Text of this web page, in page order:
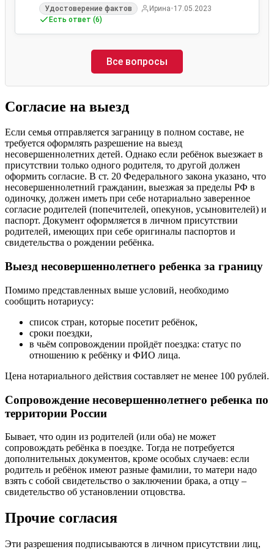
Удостоверение фактов Ирина•17.05.2023
Есть ответ (6)
Все вопросы
Согласие на выезд
Если семья отправляется заграницу в полном составе, не
требуется оформлять разрешение на выезд
несовершеннолетних детей. Однако если ребёнок выезжает в
присутствии только одного родителя, то другой должен
оформить согласие. В ст. 20 Федерального закона указано, что
несовершеннолетний гражданин, выезжая за пределы РФ в
одиночку, должен иметь при себе нотариально заверенное
согласие родителей (попечителей, опекунов, усыновителей) и
паспорт. Документ оформляется в личном присутствии
родителей, имеющих при себе оригиналы паспортов и
свидетельства о рождении ребёнка.
Выезд несовершеннолетнего ребенка за границу
Помимо представленных выше условий, необходимо
сообщить нотариусу:
список стран, которые посетит ребёнок,
сроки поездки,
в чьём сопровождении пройдёт поездка: статус по
отношению к ребёнку и ФИО лица.
Цена нотариального действия составляет не менее 100 рублей.
Сопровождение несовершеннолетнего ребенка по
территории России
Бывает, что один из родителей (или оба) не может
сопровождать ребёнка в поездке. Тогда не потребуется
дополнительных документов, кроме особых случаев: если
родитель и ребёнок имеют разные фамилии, то матери надо
взять с собой свидетельство о заключении брака, а отцу –
свидетельство об установлении отцовства.
Прочие согласия
Эти разрешения подписываются в личном присутствии лиц,